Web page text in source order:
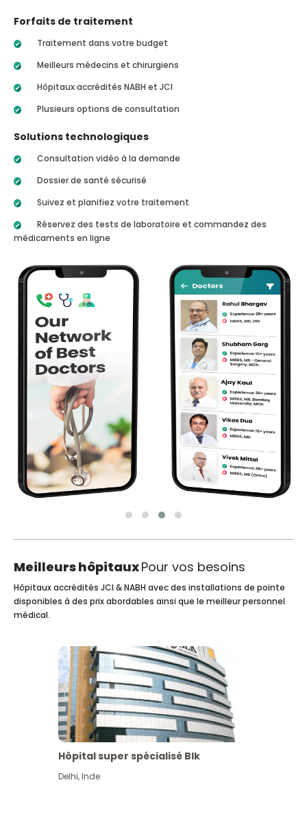
Forfaits de traitement
Traitement dans votre budget
Meilleurs médecins et chirurgiens
Hôpitaux accrédités NABH et JCI
Plusieurs options de consultation
Solutions technologiques
Consultation vidéo à la demande
Dossier de santé sécurisé
Suivez et planifiez votre traitement
Réservez des tests de laboratoire et commandez des
médicaments en ligne
Meilleurs hôpitauxPour vos besoins
Hôpitaux accrédités JCI & NABH avec des installations de pointe
disponibles à des prix abordables ainsi que le meilleur personnel
médical.
Hôpital super spécialisé Blk
Delhi,Inde